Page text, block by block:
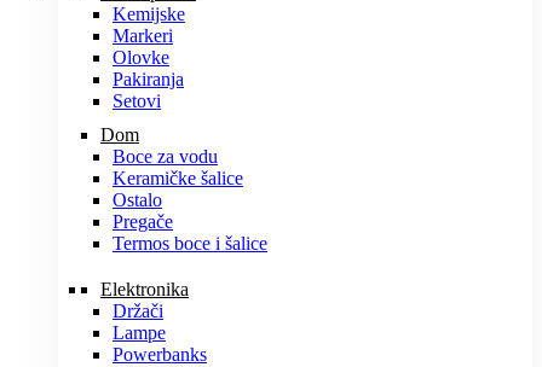
Kemijske
Markeri
Olovke
Pakiranja
Setovi
Dom
Boce za vodu
Keramičke šalice
Ostalo
Pregače
Termos boce i šalice
Elektronika
Držači
Lampe
Powerbanks